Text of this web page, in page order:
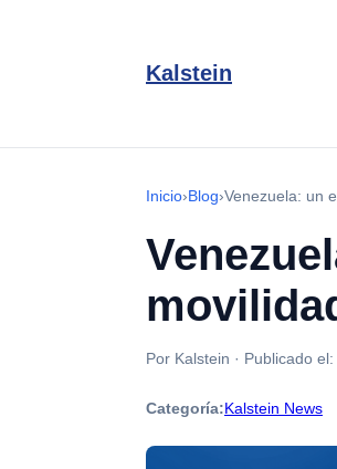
Kalstein
Inicio›Blog›Venezuela: un
Por Kalstein · Publicado el:
Categoría:Kalstein News